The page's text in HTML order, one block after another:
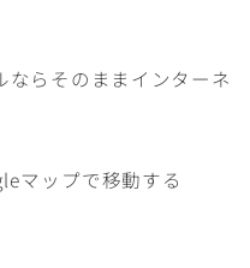
らそのままインターネ
マップで移動する